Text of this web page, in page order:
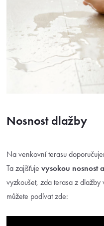
Nosnost dlažby
Na venkovní terasu
Ta zajišťuje vysokou nosnost a
vyzkoušet, zda terasa z
můžete podívat zde: